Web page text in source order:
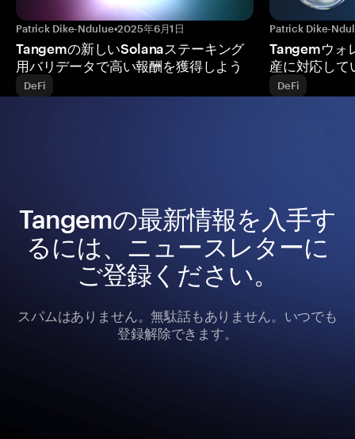
Patrick Dike-Ndulue•2025年6月1日
Tangemの新しいSolanaステーキング
用バリデータで高い報酬を獲得しよう
DeFi
Patrick Dike-
Tangemウォ
産に対応し
DeFi
Tangemの最新情報を入手す
るには、ニュースレターに
ご登録ください。
スパムはありません。無駄話もありません。いつでも
登録解除できます。